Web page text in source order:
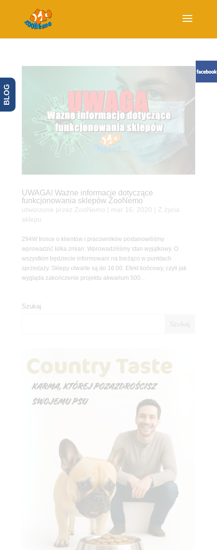
UWAGA! Ważne informacje dotyczące
funkcjonowania sklepów ZooNemo
utworzone przez ZooNemo mar 16, 2020
Z życia
sklepu
294W trosce o klientów i pracowników postanowiliśmy
wprowadzić kilka zmian: Wprowadziliśmy stan wyjątkowy. O
wszystkim będziecie informowani na bieżąco w punktach
sprzedaży. Sklepy otwarte są do 16:00. Efekt końcowy, czyli jak
wygląda zakończenie projektu akwarium 500...
Szukaj
BLOG